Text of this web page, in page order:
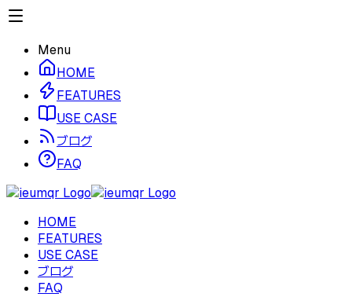
Menu
HOME
FEATURES
USE CASE
ブログ
FAQ
HOME
FEATURES
USE CASE
ブログ
FAQ